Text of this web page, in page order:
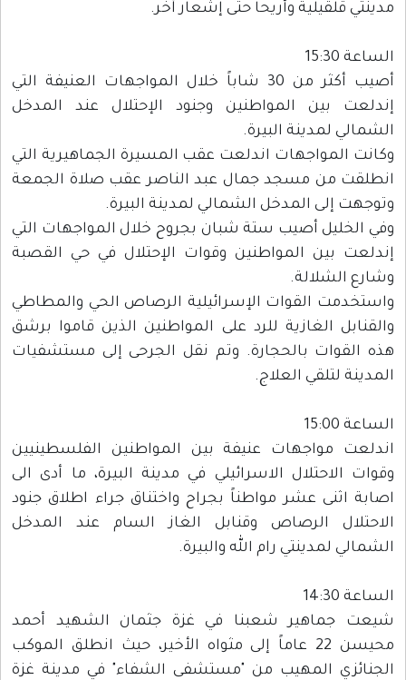
مدينتي قلقيلية وأريحا حتى إشعار آخر.
الساعة 15:30
أصيب أكثر من 30 شاباً خلال المواجهات العنيفة التي
إندلعت بين المواطنين وجنود الإحتلال عند المدخل
الشمالي لمدينة البيرة.
وكانت المواجهات اندلعت عقب المسيرة الجماهيرية التي
انطلقت من مسجد جمال عبد الناصر عقب صلاة الجمعة
وتوجهت إلى المدخل الشمالي لمدينة البيرة.
وفي الخليل أصيب ستة شبان بجروح خلال المواجهات التي
إندلعت بين المواطنين وقوات الإحتلال في حي القصبة
وشارع الشلالة.
واستخدمت القوات الإسرائيلية الرصاص الحي والمطاطي
والقنابل الغازية للرد على المواطنين الذين قاموا برشق
هذه القوات بالحجارة. وتم نقل الجرحى إلى مستشفيات
المدينة لتلقي العلاج.
الساعة 15:00
اندلعت مواجهات عنيفة بين المواطنين الفلسطينيين
وقوات الاحتلال الاسرائيلي في مدينة البيرة، ما أدى الى
اصابة اثنى عشر مواطناً بجراح واختناق جراء اطلاق جنود
الاحتلال الرصاص وقنابل الغاز السام عند المدخل
الشمالي لمدينتي رام الله والبيرة.
الساعة 14:30
شيعت جماهير شعبنا في غزة جثمان الشهيد أحمد
محيسن 22 عاماً إلى مثواه الأخير، حيث انطلق الموكب
الجنائزي المهيب من "مستشفى الشفاء" في مدينة غزة